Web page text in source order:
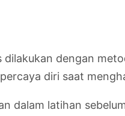
dengan
diri saat
dalam latihan